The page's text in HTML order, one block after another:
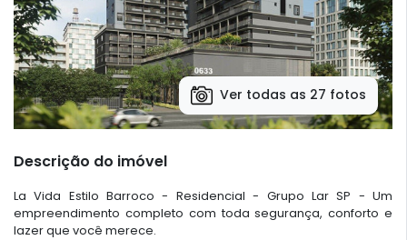
Ver todas as 27 fotos
Descrição do imóvel
La Vida Estilo Barroco - Residencial - Grupo Lar SP - Um
empreendimento completo com toda segurança, conforto e
lazer que você merece.